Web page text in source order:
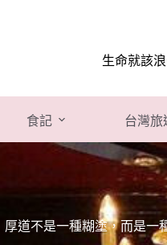
生命就該
食記 台灣旅
厚道不是一種糊塗，而是一